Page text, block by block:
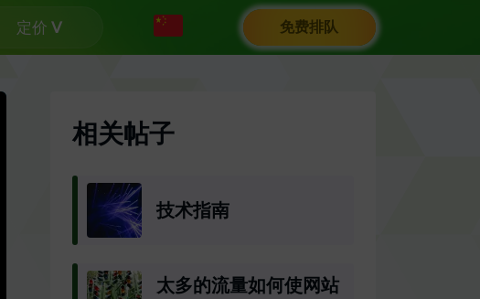
定价 免费排队
相关帖子
技术指南
太多的流量如何使网站